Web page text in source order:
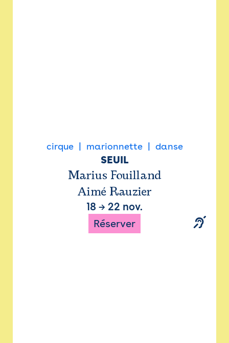
cirque marionnette danse
SEUIL
Marius Fouilland
Aimé Rauzier
18 → 22 nov.
Réserver